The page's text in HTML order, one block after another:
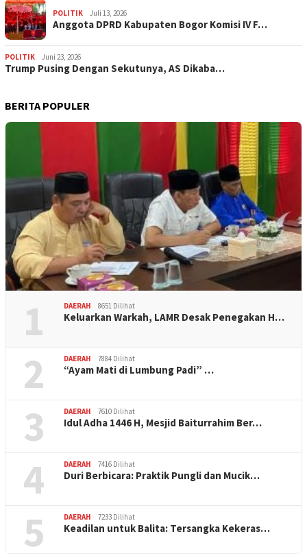
POLITIK Juli 13, 2026
Anggota DPRD Kabupaten Bogor Komisi IV F…
POLITIK Juni 23, 2026
Trump Pusing Dengan Sekutunya, AS Dikaba…
BERITA POPULER
1 DAERAH 8651 Dilihat
Keluarkan Warkah, LAMR Desak Penegakan H…
2 DAERAH 7884 Dilihat
“Ayam Mati di Lumbung Padi” …
3 DAERAH 7610 Dilihat
Idul Adha 1446 H, Mesjid Baiturrahim Ber…
4 DAERAH 7416 Dilihat
Duri Berbicara: Praktik Pungli dan Mucik…
5 DAERAH 7233 Dilihat
Keadilan untuk Balita: Tersangka Kekeras…